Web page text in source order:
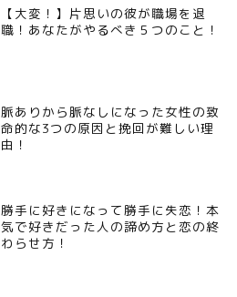
【大変！】片思いの彼が職場を退
職！あなたがやるべき５つのこと！
脈ありから脈なしになった女性の致
命的な3つの原因と挽回が難しい理
由！
勝手に好きになって勝手に失恋！本
気で好きだった人の諦め方と恋の終
わらせ方！